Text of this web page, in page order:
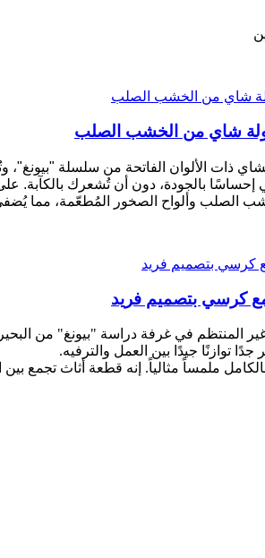
شاي من الخشب الصلب
الألوان الفاتحة من سلسلة "بيونغ"،
إحساسًا بالجودة، دون أن تُشعرك
الصلب وألواح الصخور المُطعّمة، مما يُضفي
كرسي بتصميم فريد
المنتظم في غرفة دراسة "بيونغ" من
توازنًا جيدًا بين العمل والترفيه.
ملمساً مثالياً. إنه قطعة أثاث تجمع بين